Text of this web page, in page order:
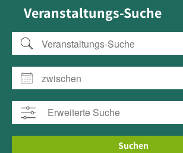
Veranstaltungs-Suche
Veranstaltungs-Suche
zwischen
Suchen